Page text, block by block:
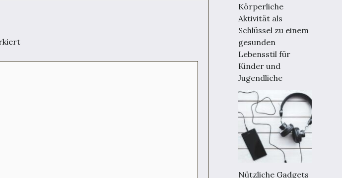
Körperliche
Aktivität als
Schlüssel zu einem
gesunden
Lebensstil für
Kinder und
Jugendliche
Nützliche Gadgets